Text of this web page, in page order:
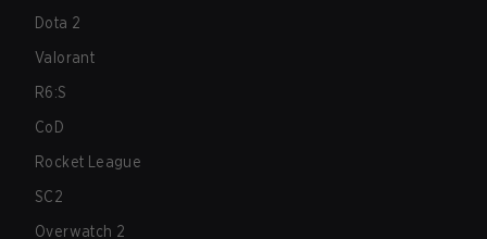
Dota 2
Valorant
R6:S
CoD
Rocket League
SC2
Overwatch 2